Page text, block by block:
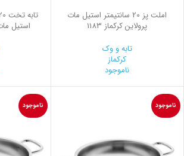
املت پز 20 سانتیمتر استیل مات
پرولاین کرکماز 1183
تابه و وک
کرکماز
ناموجود
استیل مات
ناموجود ناموجود